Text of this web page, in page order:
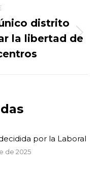
distrito
la libertad de
por la Laboral
de 2025